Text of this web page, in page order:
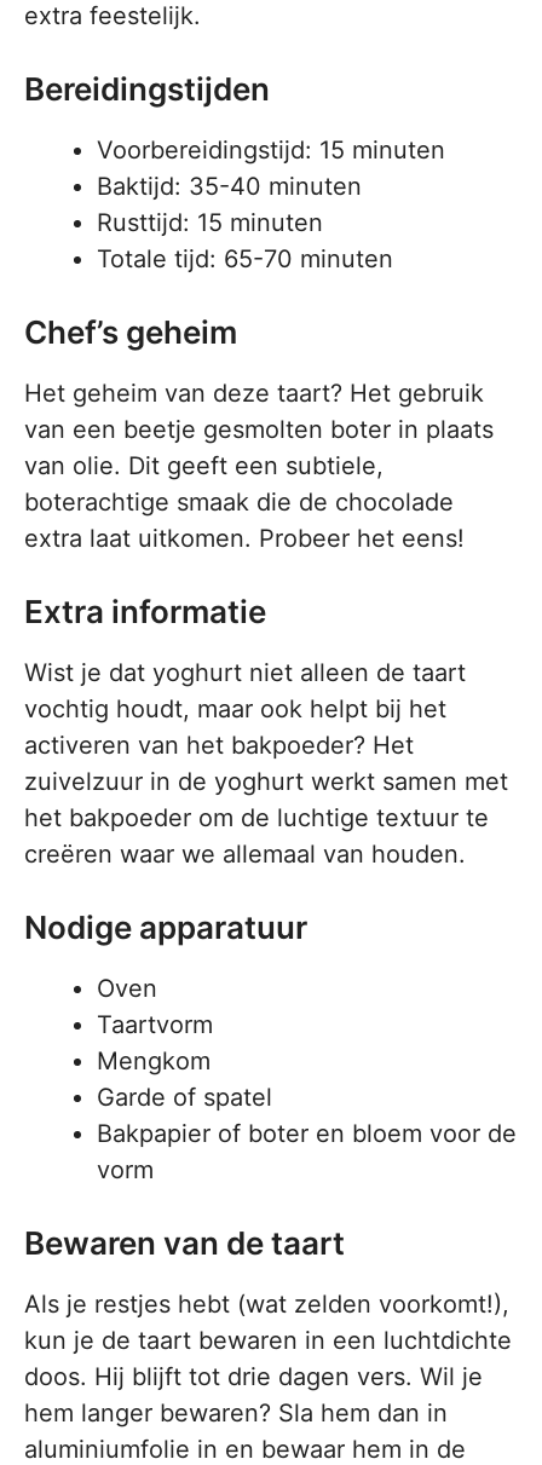
extra feestelijk.
Bereidingstijden
Voorbereidingstijd: 15 minuten
Baktijd: 35-40 minuten
Rusttijd: 15 minuten
Totale tijd: 65-70 minuten
Chef’s geheim
Het geheim van deze taart? Het gebruik
van een beetje gesmolten boter in plaats
van olie. Dit geeft een subtiele,
boterachtige smaak die de chocolade
extra laat uitkomen. Probeer het eens!
Extra informatie
Wist je dat yoghurt niet alleen de taart
vochtig houdt, maar ook helpt bij het
activeren van het bakpoeder? Het
zuivelzuur in de yoghurt werkt samen met
het bakpoeder om de luchtige textuur te
creëren waar we allemaal van houden.
Nodige apparatuur
Oven
Taartvorm
Mengkom
Garde of spatel
Bakpapier of boter en bloem voor de
vorm
Bewaren van de taart
Als je restjes hebt (wat zelden voorkomt!),
kun je de taart bewaren in een luchtdichte
doos. Hij blijft tot drie dagen vers. Wil je
hem langer bewaren? Sla hem dan in
aluminiumfolie in en bewaar hem in de